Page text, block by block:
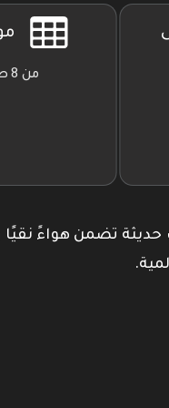
من 8 ص الى ١٢ م
حديثة تضمن هواءً